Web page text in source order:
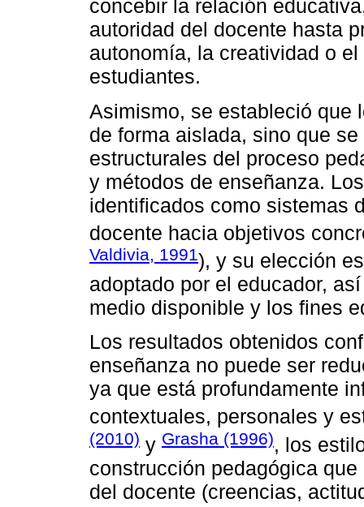
concebir la relación
autoridad del docente hasta
autonomía, la creatividad o
estudiantes.
Asimismo, se estableció que
de forma aislada, sino que
estructurales del proceso
y métodos de enseñanza.
identificados como sistemas
docente hacia objetivos
Valdivia, 1991), y su elección
adoptado por el educador,
medio disponible y los fines
Los resultados obtenidos
enseñanza no puede ser
ya que está profundamente
contextuales, personales y
(2010) y Grasha (1996), los
construcción pedagógica
del docente (creencias,